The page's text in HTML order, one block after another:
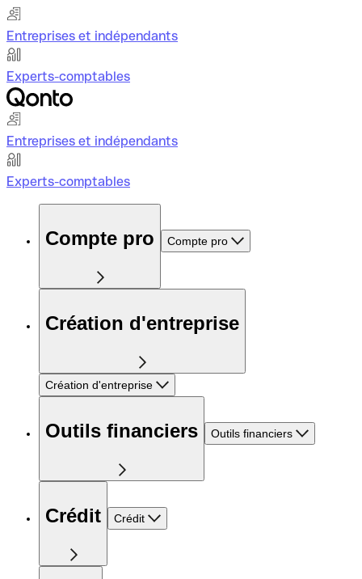
Entreprises et indépendants
Experts-comptables
Entreprises et indépendants
Experts-comptables
Compte pro Compte pro
Création d'entreprise
Création d'entreprise
Outils financiers Outils financiers
Crédit Crédit